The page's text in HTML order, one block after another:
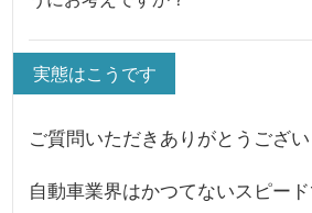
実態はこうです
ご質問いただきありがとうござい
自動車業界はかつてないスピー